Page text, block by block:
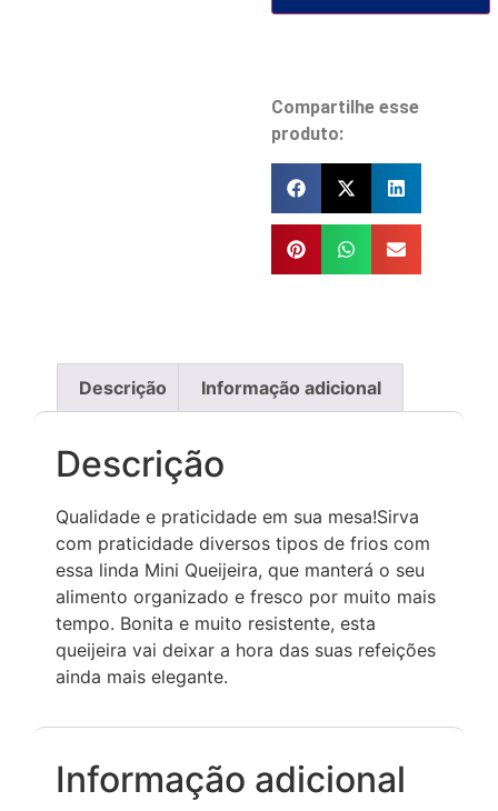
Compartilhe esse
produto:
Descrição Informação adicional
Descrição
Qualidade e praticidade em sua mesa!Sirva
com praticidade diversos tipos de frios com
essa linda Mini Queijeira, que manterá o seu
alimento organizado e fresco por muito mais
tempo. Bonita e muito resistente, esta
queijeira vai deixar a hora das suas refeições
ainda mais elegante.
Informação adicional